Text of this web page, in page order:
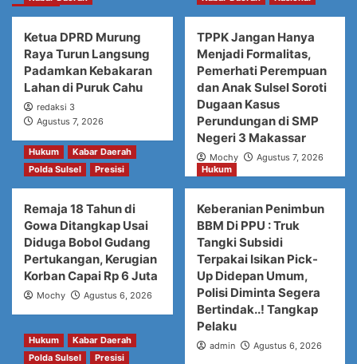
Ketua DPRD Murung
Raya Turun Langsung
Padamkan Kebakaran
Lahan di Puruk Cahu
redaksi 3
Agustus 7, 2026
TPPK Jangan Hanya
Menjadi Formalitas,
Pemerhati Perempuan
dan Anak Sulsel Soroti
Dugaan Kasus
Perundungan di SMP
Negeri 3 Makassar
Mochy Agustus 7, 2026
Hukum
Kabar Daerah
Polda Sulsel
Presisi
Remaja 18 Tahun di
Gowa Ditangkap Usai
Diduga Bobol Gudang
Pertukangan, Kerugian
Korban Capai Rp 6 Juta
Mochy Agustus 6, 2026
Hukum
Keberanian Penimbun
BBM Di PPU : Truk
Tangki Subsidi
Terpakai Isikan Pick-
Up Didepan Umum,
Polisi Diminta Segera
Bertindak..! Tangkap
Pelaku
admin Agustus 6, 2026
Hukum
Kabar Daerah
Polda Sulsel
Presisi